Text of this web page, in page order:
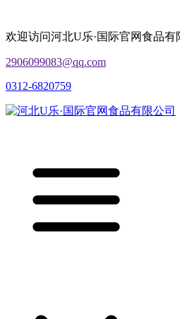
欢迎访问河北U乐·国际官网食品有
2906099083@qq.com
0312-6820759